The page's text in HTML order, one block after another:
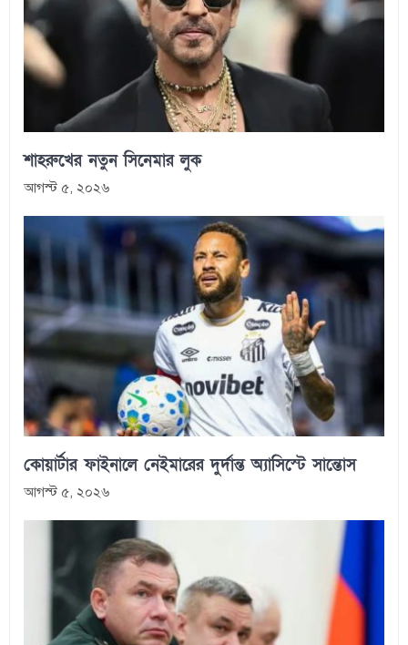
শাহরুখের নতুন সিনেমার লুক
আগস্ট ৫, ২০২৬
কোয়ার্টার ফাইনালে নেইমারের দুর্দান্ত অ্যাসিস্টে সান্তোস
আগস্ট ৫, ২০২৬